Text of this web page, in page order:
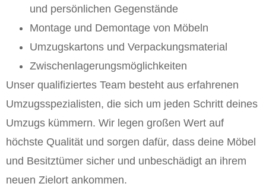
und persönlichen Gegenstände
Montage und Demontage von Möbeln
Umzugskartons und Verpackungsmaterial
Zwischenlagerungsmöglichkeiten
Unser qualifiziertes Team besteht aus erfahrenen
Umzugsspezialisten, die sich um jeden Schritt deines
Umzugs kümmern. Wir legen großen Wert auf
höchste Qualität und sorgen dafür, dass deine Möbel
und Besitztümer sicher und unbeschädigt an ihrem
neuen Zielort ankommen.